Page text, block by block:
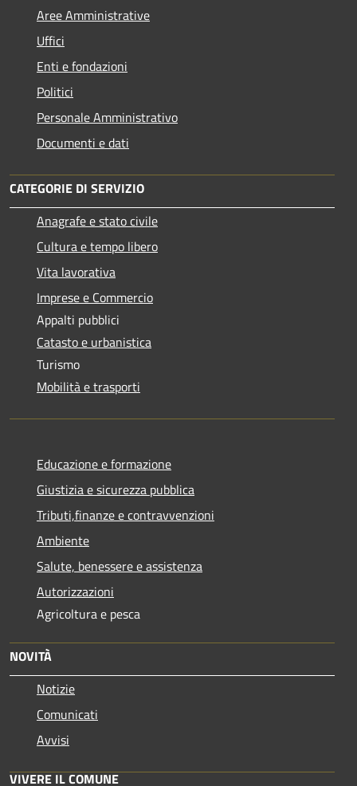
Aree Amministrative
Uffici
Enti e fondazioni
Politici
Personale Amministrativo
Documenti e dati
CATEGORIE DI SERVIZIO
Anagrafe e stato civile
Cultura e tempo libero
Vita lavorativa
Imprese e Commercio
Appalti pubblici
Catasto e urbanistica
Turismo
Mobilità e trasporti
Educazione e formazione
Giustizia e sicurezza pubblica
Tributi,finanze e contravvenzioni
Ambiente
Salute, benessere e assistenza
Autorizzazioni
Agricoltura e pesca
NOVITÀ
Notizie
Comunicati
Avvisi
VIVERE IL COMUNE